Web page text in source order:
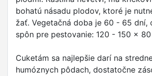
bohatú násadu plodov, ktoré je
žať. Vegetačná doba je 60 - 65 dní,
spôn pre pestovanie: 120 - 150 x
Cuketám sa najlepšie darí na
humóznych pôdach, dostatočne